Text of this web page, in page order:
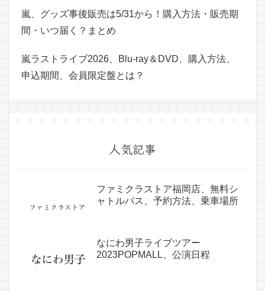
嵐、グッズ事後販売は5/31から！購入方法・販売期
間・いつ届く？まとめ
嵐ラストライブ2026、Blu-ray＆DVD、購入方法、
申込期間、会員限定盤とは？
人気記事
ファミクラストア福岡店、無料シ
ャトルバス、予約方法、乗車場所
なにわ男子ライブツアー
2023POPMALL、公演日程